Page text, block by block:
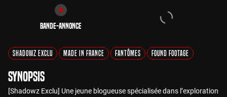
Bande-annonce
Shadowz Exclu Made in France Fantômes Found Footage
Synopsis
[Shadowz Exclu] Une jeune blogueuse spécialisée dans l’exploration